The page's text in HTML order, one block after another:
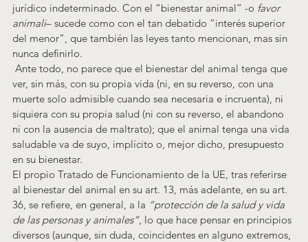
jurídico indeterminado. Con el “bienestar animal” -o favor
animali– sucede como con el tan debatido “interés superior
del menor”, que también las leyes tanto mencionan, mas sin
nunca definirlo.
ver, sin más, con su propia vida (ni, en su reverso, con una
muerte solo admisible cuando sea necesaria e incruenta), ni
siquiera con su propia salud (ni con su reverso, el abandono
ni con la ausencia de maltrato); que el animal tenga una vida
saludable va de suyo, implícito o, mejor dicho, presupuesto
en su bienestar.
El propio Tratado de Funcionamiento de la UE, tras referirse
al bienestar del animal en su art. 13, más adelante, en su art.
36, se refiere, en general, a la “protección de la salud y vida
de las personas y animales”, lo que hace pensar en principios
diversos (aunque, sin duda, coincidentes en alguno extremos,